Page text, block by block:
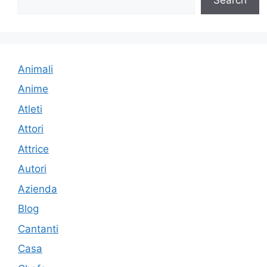
Animali
Anime
Atleti
Attori
Attrice
Autori
Azienda
Blog
Cantanti
Casa